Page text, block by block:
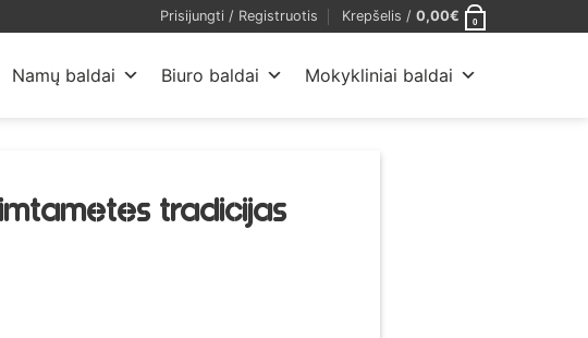
Prisijungti / Registruotis Krepšelis / 0,00€ 0
Namų baldai Biuro baldai Mokykliniai baldai
tradicijas